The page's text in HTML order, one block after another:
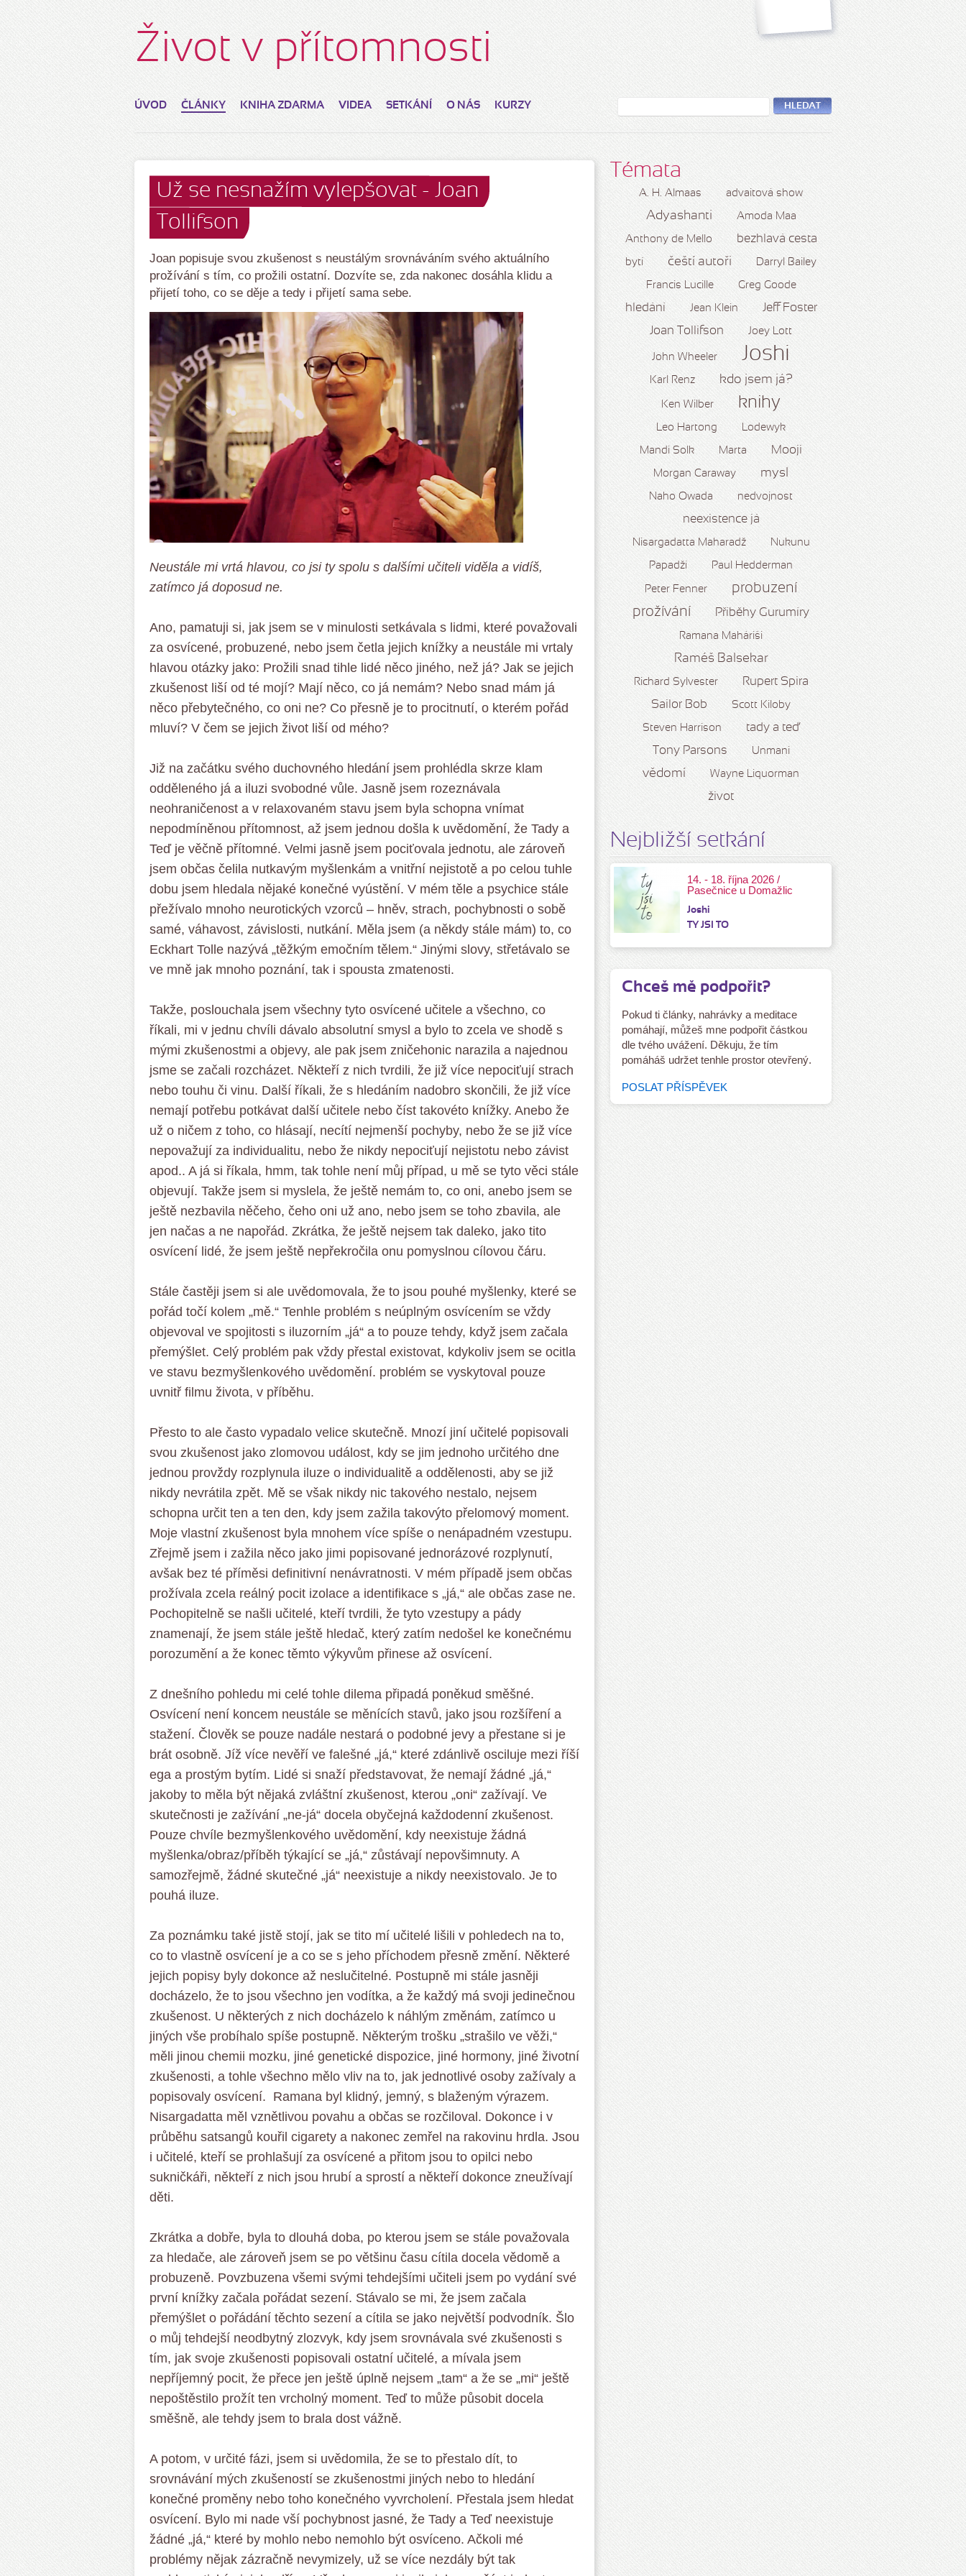
Život v přítomnosti
ÚVOD ČLÁNKY KNIHA ZDARMA VIDEA SETKÁNÍ O NÁS KURZY HLEDAT
Už se nesnažím vylepšovat - Joan
Tollifson
Joan popisuje svou zkušenost s neustálým srovnáváním svého aktuálního
prožívání s tím, co prožili ostatní. Dozvíte se, zda nakonec dosáhla klidu a
přijetí toho, co se děje a tedy i přijetí sama sebe.
Neustále mi vrtá hlavou, co jsi ty spolu s dalšími učiteli viděla a vidíš,
zatímco já doposud ne.
Ano, pamatuji si, jak jsem se v minulosti setkávala s lidmi, které považovali
za osvícené, probuzené, nebo jsem četla jejich knížky a neustále mi vrtaly
hlavou otázky jako: Prožili snad tihle lidé něco jiného, než já? Jak se jejich
zkušenost liší od té mojí? Mají něco, co já nemám? Nebo snad mám já
něco přebytečného, co oni ne? Co přesně je to procitnutí, o kterém pořád
mluví? V čem se jejich život liší od mého?
Již na začátku svého duchovného hledání jsem prohlédla skrze klam
odděleného já a iluzi svobodné vůle. Jasně jsem rozeznávala
neohraničenost a v relaxovaném stavu jsem byla schopna vnímat
nepodmíněnou přítomnost, až jsem jednou došla k uvědomění, že Tady a
Teď je věčně přítomné. Velmi jasně jsem pociťovala jednotu, ale zároveň
jsem občas čelila nutkavým myšlenkám a vnitřní nejistotě a po celou tuhle
dobu jsem hledala nějaké konečné vyústění. V mém těle a psychice stále
přežívalo mnoho neurotických vzorců – hněv, strach, pochybnosti o sobě
samé, váhavost, závislosti, nutkání. Měla jsem (a někdy stále mám) to, co
Eckhart Tolle nazývá „těžkým emočním tělem.“ Jinými slovy, střetávalo se
ve mně jak mnoho poznání, tak i spousta zmatenosti.
Takže, poslouchala jsem všechny tyto osvícené učitele a všechno, co
říkali, mi v jednu chvíli dávalo absolutní smysl a bylo to zcela ve shodě s
mými zkušenostmi a objevy, ale pak jsem zničehonic narazila a najednou
jsme se začali rozcházet. Někteří z nich tvrdili, že již více nepociťují strach
nebo touhu či vinu. Další říkali, že s hledáním nadobro skončili, že již více
nemají potřebu potkávat další učitele nebo číst takovéto knížky. Anebo že
už o ničem z toho, co hlásají, necítí nejmenší pochyby, nebo že se již více
nepovažují za individualitu, nebo že nikdy nepociťují nejistotu nebo závist
apod.. A já si říkala, hmm, tak tohle není můj případ, u mě se tyto věci stále
objevují. Takže jsem si myslela, že ještě nemám to, co oni, anebo jsem se
ještě nezbavila něčeho, čeho oni už ano, nebo jsem se toho zbavila, ale
jen načas a ne napořád. Zkrátka, že ještě nejsem tak daleko, jako tito
osvícení lidé, že jsem ještě nepřekročila onu pomyslnou cílovou čáru.
Stále častěji jsem si ale uvědomovala, že to jsou pouhé myšlenky, které se
pořád točí kolem „mě.“ Tenhle problém s neúplným osvícením se vždy
objevoval ve spojitosti s iluzorním „já“ a to pouze tehdy, když jsem začala
přemýšlet. Celý problém pak vždy přestal existovat, kdykoliv jsem se ocitla
ve stavu bezmyšlenkového uvědomění. problém se vyskytoval pouze
uvnitř filmu života, v příběhu.
Přesto to ale často vypadalo velice skutečně. Mnozí jiní učitelé popisovali
svou zkušenost jako zlomovou událost, kdy se jim jednoho určitého dne
jednou provždy rozplynula iluze o individualitě a oddělenosti, aby se již
nikdy nevrátila zpět. Mě se však nikdy nic takového nestalo, nejsem
schopna určit ten a ten den, kdy jsem zažila takovýto přelomový moment.
Moje vlastní zkušenost byla mnohem více spíše o nenápadném vzestupu.
Zřejmě jsem i zažila něco jako jimi popisované jednorázové rozplynutí,
avšak bez té příměsi definitivní nenávratnosti. V mém případě jsem občas
prožívala zcela reálný pocit izolace a identifikace s „já,“ ale občas zase ne.
Pochopitelně se našli učitelé, kteří tvrdili, že tyto vzestupy a pády
znamenají, že jsem stále ještě hledač, který zatím nedošel ke konečnému
porozumění a že konec těmto výkyvům přinese až osvícení.
Z dnešního pohledu mi celé tohle dilema připadá poněkud směšné.
Osvícení není koncem neustále se měnících stavů, jako jsou rozšíření a
stažení. Člověk se pouze nadále nestará o podobné jevy a přestane si je
brát osobně. Jíž více nevěří ve falešné „já,“ které zdánlivě osciluje mezi říší
ega a prostým bytím. Lidé si snaží představovat, že nemají žádné „já,“
jakoby to měla být nějaká zvláštní zkušenost, kterou „oni“ zažívají. Ve
skutečnosti je zažívání „ne-já“ docela obyčejná každodenní zkušenost.
Pouze chvíle bezmyšlenkového uvědomění, kdy neexistuje žádná
myšlenka/obraz/příběh týkající se „já,“ zůstávají nepovšimnuty. A
samozřejmě, žádné skutečné „já“ neexistuje a nikdy neexistovalo. Je to
pouhá iluze.
Za poznámku také jistě stojí, jak se tito mí učitelé lišili v pohledech na to,
co to vlastně osvícení je a co se s jeho příchodem přesně změní. Některé
jejich popisy byly dokonce až neslučitelné. Postupně mi stále jasněji
docházelo, že to jsou všechno jen vodítka, a že každý má svoji jedinečnou
zkušenost. U některých z nich docházelo k náhlým změnám, zatímco u
jiných vše probíhalo spíše postupně. Některým trošku „strašilo ve věži,“
měli jinou chemii mozku, jiné genetické dispozice, jiné hormony, jiné životní
zkušenosti, a tohle všechno mělo vliv na to, jak jednotlivé osoby zažívaly a
popisovaly osvícení. Ramana byl klidný, jemný, s blaženým výrazem.
Nisargadatta měl vznětlivou povahu a občas se rozčiloval. Dokonce i v
průběhu satsangů kouřil cigarety a nakonec zemřel na rakovinu hrdla. Jsou
i učitelé, kteří se prohlašují za osvícené a přitom jsou to opilci nebo
sukničkáři, někteří z nich jsou hrubí a sprostí a někteří dokonce zneužívají
děti.
Zkrátka a dobře, byla to dlouhá doba, po kterou jsem se stále považovala
za hledače, ale zároveň jsem se po většinu času cítila docela vědomě a
probuzeně. Povzbuzena všemi svými tehdejšími učiteli jsem po vydání své
první knížky začala pořádat sezení. Stávalo se mi, že jsem začala
přemýšlet o pořádání těchto sezení a cítila se jako největší podvodník. Šlo
o můj tehdejší neodbytný zlozvyk, kdy jsem srovnávala své zkušenosti s
tím, jak svoje zkušenosti popisovali ostatní učitelé, a mívala jsem
nepříjemný pocit, že přece jen ještě úplně nejsem „tam“ a že se „mi“ ještě
nepoštěstilo prožít ten vrcholný moment. Teď to může působit docela
směšně, ale tehdy jsem to brala dost vážně.
A potom, v určité fázi, jsem si uvědomila, že se to přestalo dít, to
srovnávání mých zkušeností se zkušenostmi jiných nebo to hledání
konečné proměny nebo toho konečného vyvrcholení. Přestala jsem hledat
osvícení. Bylo mi nade vší pochybnost jasné, že Tady a Teď neexistuje
žádné „já,“ které by mohlo nebo nemohlo být osvíceno. Ačkoli mé
problémy nějak zázračně nevymizely, už se více nezdály být tak
Témata
A. H. Almaas advaitová show
Adyashanti Amoda Maa
Anthony de Mello bezhlavá cesta
bytí čeští autoři Darryl Bailey
Francis Lucille Greg Goode
hledání Jean Klein Jeff Foster
Joan Tollifson Joey Lott
John Wheeler Joshi
Karl Renz kdo jsem já?
Ken Wilber knihy
Leo Hartong Lodewyk
Mandi Solk Marta Mooji
Morgan Caraway mysl
Naho Owada nedvojnost
neexistence já
Nisargadatta Maharadž Nukunu
Papadží Paul Hedderman
Peter Fenner
probuzení
prožívání
Příběhy Gurumíry
Ramana Maháriši
Raméš Balsekar
Richard Sylvester Rupert Spira
Sailor Bob Scott Kiloby
Steven Harrison tady a teď
Tony Parsons Unmani
vědomí Wayne Liquorman
život
Nejbližší setkání
14. - 18. října 2026 /
Pasečnice u Domažlic
Joshi
TY JSI TO
Chceš mě podpořit?
Pokud ti články, nahrávky a meditace
pomáhají, můžeš mne podpořit částkou
dle tvého uvážení. Děkuju, že tím
pomáháš udržet tenhle prostor otevřený.
POSLAT PŘÍSPĚVEK